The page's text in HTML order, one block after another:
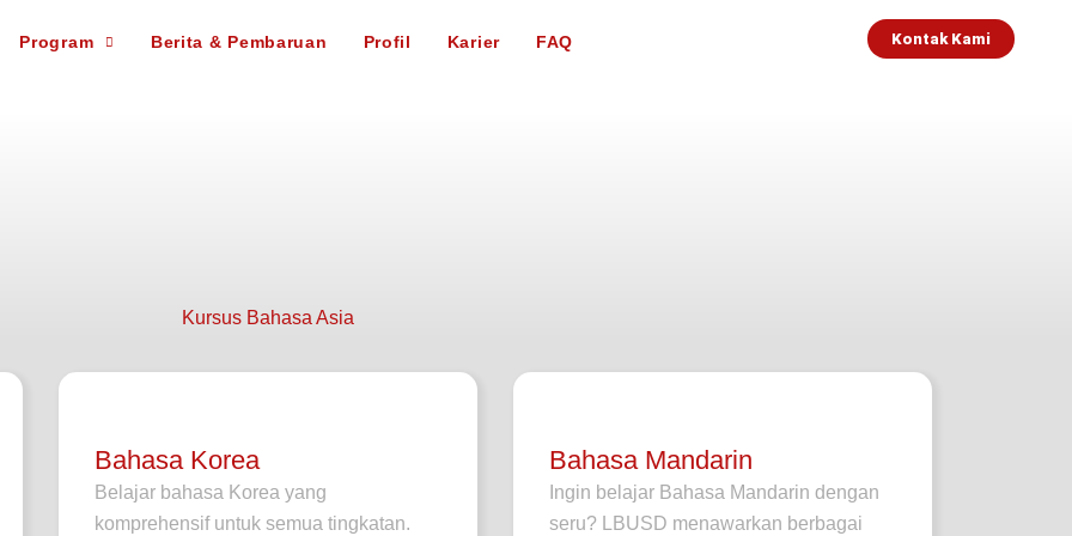
Program Berita & Pembaruan Profil Karier FAQ Kontak Kami
Kursus Bahasa Asia
Bahasa Korea
Belajar bahasa Korea yang
komprehensif untuk semua tingkatan.
Bahasa Mandarin
Ingin belajar Bahasa Mandarin dengan
seru? LBUSD menawarkan berbagai